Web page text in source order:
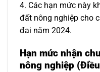
4. Các hạn mức này
đất nông nghiệp cho
đai năm 2024.
Hạn mức nhận
nông nghiệp